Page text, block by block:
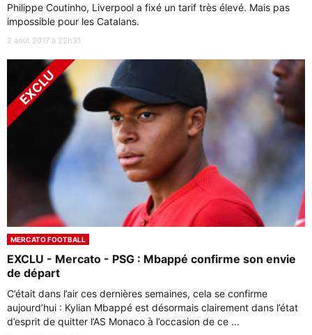
Philippe Coutinho, Liverpool a fixé un tarif très élevé. Mais pas
impossible pour les Catalans.
2 août 2017 à 22h31
MERCATO FOOTBALL
EXCLU - Mercato - PSG : Mbappé confirme son envie
de départ
C’était dans l’air ces dernières semaines, cela se confirme
aujourd’hui : Kylian Mbappé est désormais clairement dans l’état
d’esprit de quitter l’AS Monaco à l’occasion de ce ...